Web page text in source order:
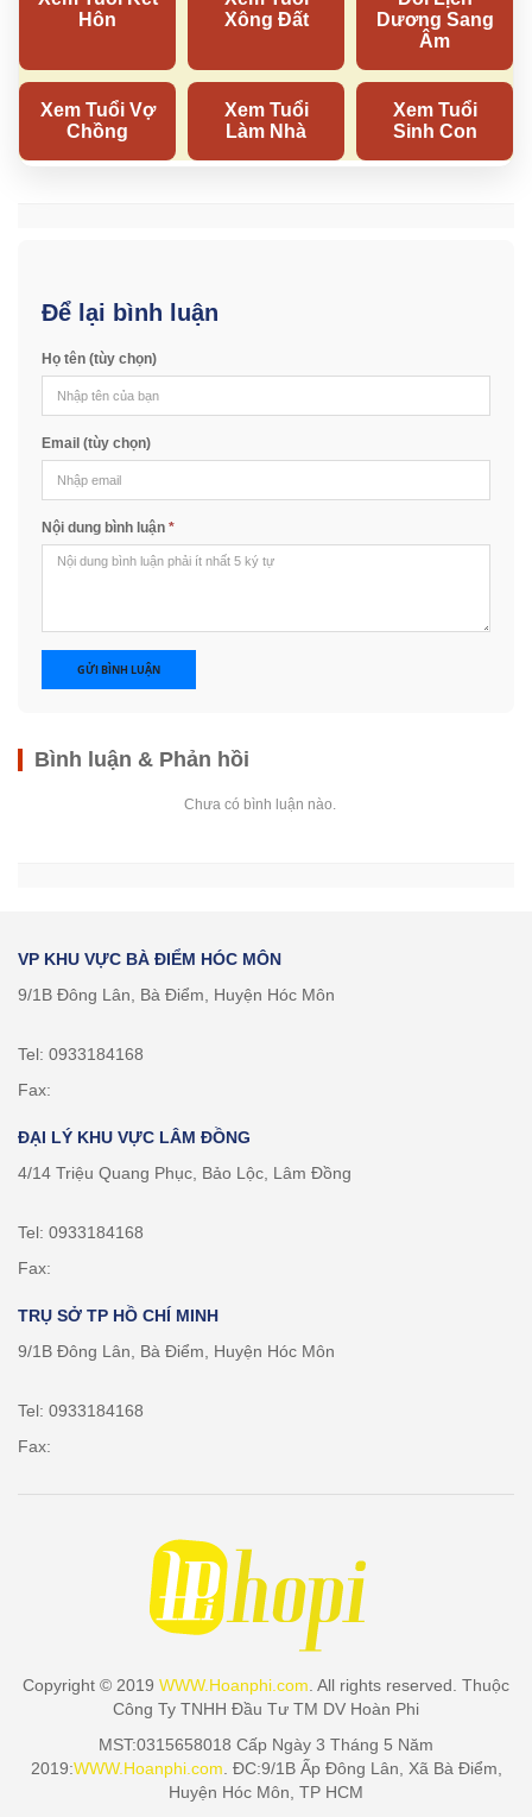
Để lại bình luận
Họ tên (tùy chọn)
Email (tùy chọn)
Nội dung bình luận *
GỬI BÌNH LUẬN
Bình luận & Phản hồi
Chưa có bình luận nào.
VP KHU VỰC BÀ ĐIỂM HÓC MÔN
9/1B Đông Lân, Bà Điểm, Huyện Hóc Môn
Tel: 0933184168
Fax:
ĐẠI LÝ KHU VỰC LÂM ĐỒNG
4/14 Triệu Quang Phục, Bảo Lộc, Lâm Đồng
Tel: 0933184168
Fax:
TRỤ SỞ TP HỒ CHÍ MINH
9/1B Đông Lân, Bà Điểm, Huyện Hóc Môn
Tel: 0933184168
Fax:
Copyright © 2019 WWW.Hoanphi.com . All rights reserved. Thuộc
Công Ty TNHH Đầu Tư TM DV Hoàn Phi
MST:0315658018 Cấp Ngày 3 Tháng 5 Năm
2019:WWW.Hoanphi.com . ĐC:9/1B Ấp Đông Lân, Xã Bà Điểm,
Huyện Hóc Môn, TP HCM